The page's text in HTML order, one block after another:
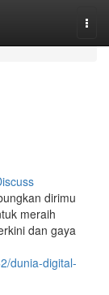
dirimu
meraih
dan gaya
dunia-digital-